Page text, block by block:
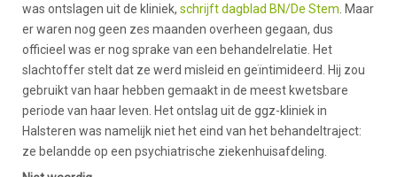
was ontslagen uit de kliniek, schrijft dagblad BN/De Stem . Maar
er waren nog geen zes maanden overheen gegaan, dus
officieel was er nog sprake van een behandelrelatie. Het
slachtoffer stelt dat ze werd misleid en geïntimideerd. Hij zou
gebruikt van haar hebben gemaakt in de meest kwetsbare
periode van haar leven. Het ontslag uit de ggz-kliniek in
Halsteren was namelijk niet het eind van het behandeltraject:
ze belandde op een psychiatrische ziekenhuisafdeling.